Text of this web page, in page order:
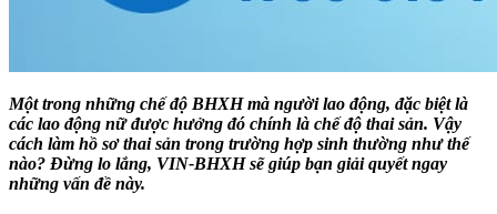
Một trong những chế độ BHXH mà người lao động, đặc biệt là
các lao động nữ được hưởng đó chính là chế độ thai sản. Vậy
cách làm hồ sơ thai sản trong trường hợp sinh thường như thế
nào? Đừng lo lắng, VIN-BHXH sẽ giúp bạn giải quyết ngay
những vấn đề này.